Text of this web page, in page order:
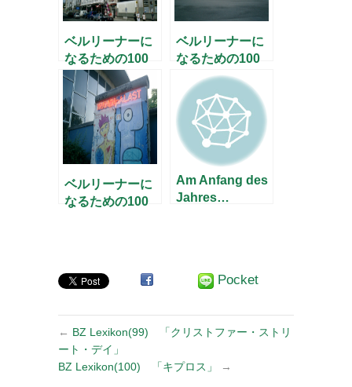
ベルリーナーに
なるための100
の問い(５) – 文
化編 –
ベルリーナーに
なるための100
の問い(6)-経済・
スポーツ編-
ベルリーナーに
なるための100
Am Anfang des
Jahres…
Pocket
← BZ Lexikon(99) 「クリストファー・ストリ
ート・デイ」
BZ Lexikon(100) 「キプロス」
→